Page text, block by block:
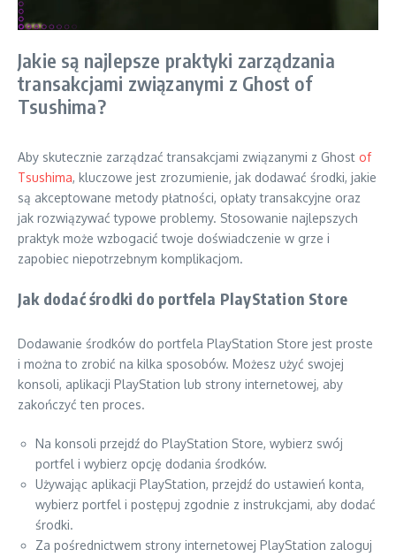
Jakie są najlepsze praktyki zarządzania
transakcjami związanymi z Ghost of
Tsushima?
Aby skutecznie zarządzać transakcjami związanymi z Ghost of
Tsushima, kluczowe jest zrozumienie, jak dodawać środki, jakie
są akceptowane metody płatności, opłaty transakcyjne oraz
jak rozwiązywać typowe problemy. Stosowanie najlepszych
praktyk może wzbogacić twoje doświadczenie w grze i
zapobiec niepotrzebnym komplikacjom.
Jak dodać środki do portfela PlayStation Store
Dodawanie środków do portfela PlayStation Store jest proste
i można to zrobić na kilka sposobów. Możesz użyć swojej
konsoli, aplikacji PlayStation lub strony internetowej, aby
zakończyć ten proces.
Na konsoli przejdź do PlayStation Store, wybierz swój
portfel i wybierz opcję dodania środków.
Używając aplikacji PlayStation, przejdź do ustawień konta,
wybierz portfel i postępuj zgodnie z instrukcjami, aby dodać
środki.
Za pośrednictwem strony internetowej PlayStation zaloguj